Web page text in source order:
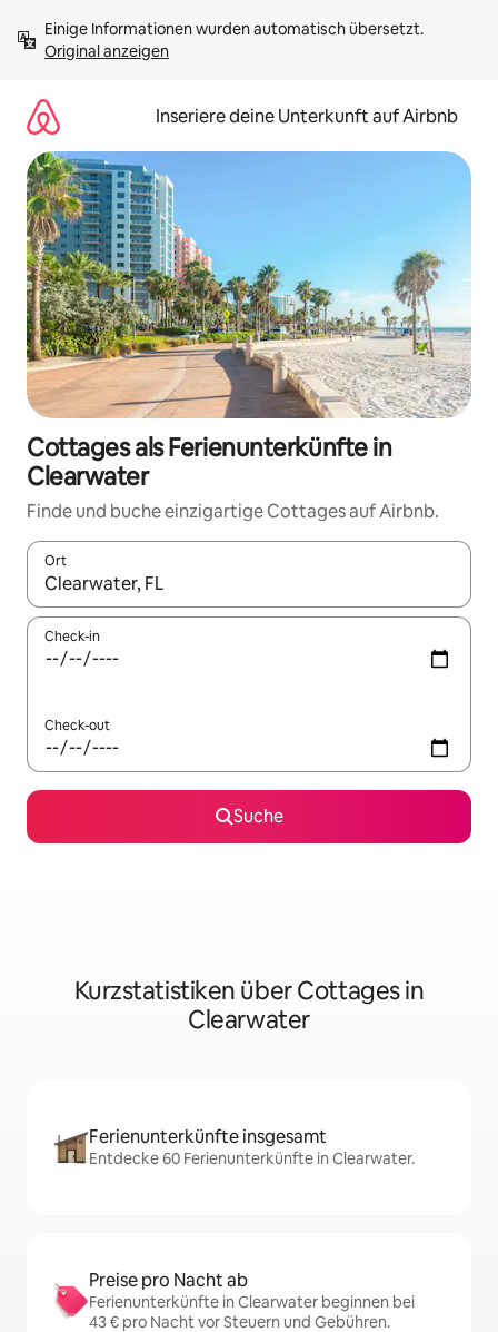
Inhalten
springenOriginal anzeigen
Inseriere deine Unterkunft auf Airbnb
Cottages als Ferienunterkünfte in
Clearwater
Finde und buche einzigartige Cottages auf Airbnb.
Ort
Wenn Ergebnisse verfügbar sind, navigiere mit den
Check-in
Check-out
Suche
Kurzstatistiken über Cottages in
Clearwater
Ferienunterkünfte insgesamt
Entdecke 60 Ferienunterkünfte in Clearwater.
Preise pro Nacht ab
Ferienunterkünfte in Clearwater beginnen bei
43 € pro Nacht vor Steuern und Gebühren.